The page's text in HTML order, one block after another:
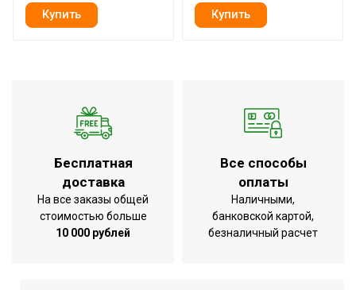
Бесплатная
доставка
На все заказы общей
стоимостью больше
10 000 рублей
Все способы
оплаты
Наличными,
банковской картой,
безналичный расчет